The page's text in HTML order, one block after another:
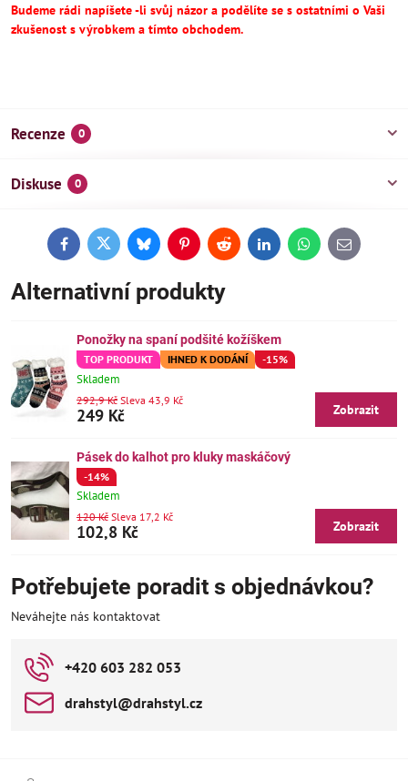
Budeme rádi napíšete -li svůj názor a podělíte se s ostatními o Vaši
zkušenost s výrobkem a tímto obchodem.
Recenze 0
Diskuse 0
FacebookTwitterBlueskyPinterestReddit LinkedInWhatsApp
E-
mail
Alternativní produkty
Ponožky na spaní podšité kožíškem
TOP PRODUKT IHNED K DODÁNÍ -15%
Skladem
249 Kč
292,9 Kč Sleva 43,9 Kč
Zobrazit
Pásek do kalhot pro kluky maskáčový
-14%
Skladem
102,8 Kč
120 Kč Sleva 17,2 Kč
Zobrazit
Potřebujete poradit s objednávkou?
Neváhejte nás kontaktovat
+420 603 282 053
drahstyl​@drahstyl​.cz